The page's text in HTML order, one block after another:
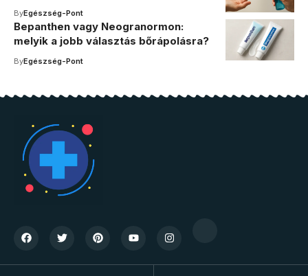
ByEgészség-Pont
Bepanthen vagy Neogranormon:
melyik a jobb választás bőrápolásra?
ByEgészség-Pont